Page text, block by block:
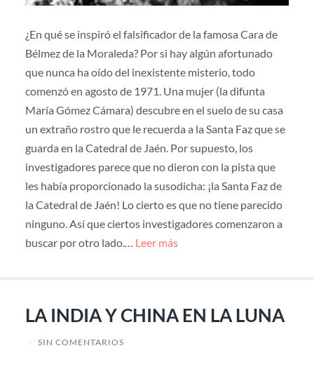
¿En qué se inspiró el falsificador de la famosa Cara de
Bélmez de la Moraleda? Por si hay algún afortunado
que nunca ha oído del inexistente misterio, todo
comenzó en agosto de 1971. Una mujer (la difunta
María Gómez Cámara) descubre en el suelo de su casa
un extraño rostro que le recuerda a la Santa Faz que se
guarda en la Catedral de Jaén. Por supuesto, los
investigadores parece que no dieron con la pista que
les había proporcionado la susodicha: ¡la Santa Faz de
la Catedral de Jaén! Lo cierto es que no tiene parecido
ninguno. Así que ciertos investigadores comenzaron a
buscar por otro lado.… Leer más
LA INDIA Y CHINA EN LA LUNA
/ SIN COMENTARIOS